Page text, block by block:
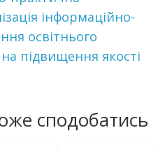
інформаційно-
освітнього
підвищення якості
сподобатись